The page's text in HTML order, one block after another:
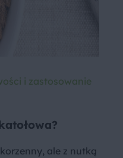
i zastosowanie
ale z nutką